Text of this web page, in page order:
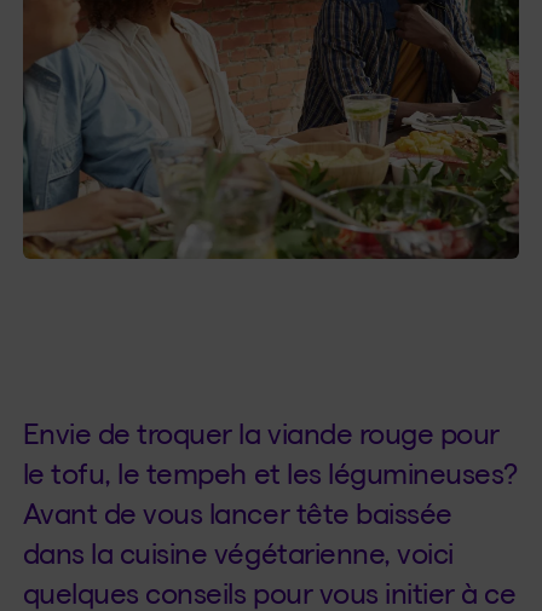
Envie de troquer la viande rouge pour
le tofu, le tempeh et les légumineuses?
Avant de vous lancer tête baissée
dans la cuisine végétarienne, voici
quelques conseils pour vous initier à ce